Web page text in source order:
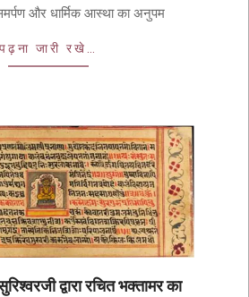
समर्पण और धार्मिक आस्था का अनुपम
पढ़ना जारी रखे…
द्वारा रचित भक्तामर का